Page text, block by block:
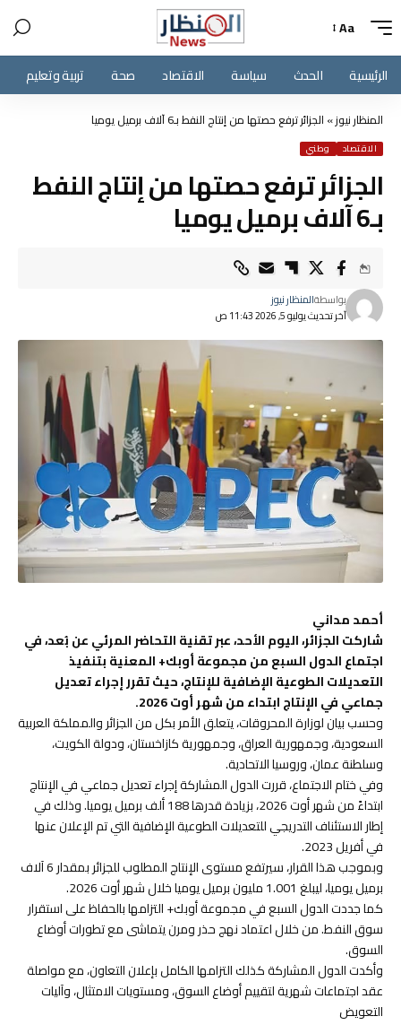
Aa
الرئيسية الحدث سياسة الاقتصاد صحة تربية وتعليم
المنظار نيوز» الجزائر ترفع حصتها من إنتاج النفط بـ6 آلاف برميل يوميا
الاقتصاد وطني
الجزائر ترفع حصتها من إنتاج النفط
بـ6 آلاف برميل يوميا
آخر تحديث يوليو 5, 2026 11:43 ص
بواسطةالمنظار نيوز
أحمد مداني
شاركت الجزائر، اليوم الأحد، عبر تقنية التحاضر المرئي عن بُعد، في
اجتماع الدول السبع من مجموعة أوبك+ المعنية بتنفيذ
التعديلات الطوعية الإضافية للإنتاج، حيث تقرر إجراء تعديل
جماعي في الإنتاج ابتداء من شهر أوت 2026.
وحسب بيان لوزارة المحروقات، يتعلق الأمر بكل من الجزائر والمملكة العربية
السعودية، وجمهورية العراق، وجمهورية كازاخستان، ودولة الكويت،
وسلطنة عمان، وروسيا الاتحادية.
وفي ختام الاجتماع، قررت الدول المشاركة إجراء تعديل جماعي في الإنتاج
ابتداءً من شهر أوت 2026، بزيادة قدرها 188 ألف برميل يوميا. وذلك في
إطار الاستئناف التدريجي للتعديلات الطوعية الإضافية التي تم الإعلان عنها
في أفريل 2023.
وبموجب هذا القرار، سيرتفع مستوى الإنتاج المطلوب للجزائر بمقدار 6 آلاف
برميل يوميا، ليبلغ 1.001 مليون برميل يوميا خلال شهر أوت 2026.
كما جددت الدول السبع في مجموعة أوبك+ التزامها بالحفاظ على استقرار
سوق النفط. من خلال اعتماد نهج حذر ومرن يتماشى مع تطورات أوضاع
السوق.
وأكدت الدول المشاركة كذلك التزامها الكامل بإعلان التعاون، مع مواصلة
عقد اجتماعات شهرية لتقييم أوضاع السوق، ومستويات الامتثال، وآليات
التعويض